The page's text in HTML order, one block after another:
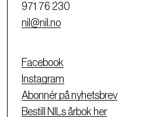
971 76 230
nil@nil.no
Facebook
Instagram
Abonnér på nyhetsbrev
Bestill NILs årbok her